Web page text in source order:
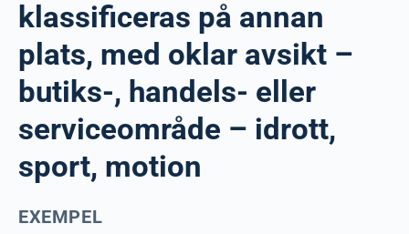
klassificeras på annan
plats, med oklar avsikt –
butiks-, handels- eller
serviceområde – idrott,
sport, motion
EXEMPEL